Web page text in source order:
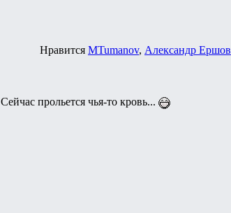
Нравится MTumanov, Александр Ершов
Сейчас прольется чья-то кровь...